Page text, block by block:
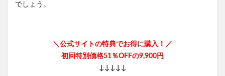
でしょう。
＼公式サイトの特典でお得に購入！／
初回特別価格51％OFFの9,900円
↓↓↓↓↓